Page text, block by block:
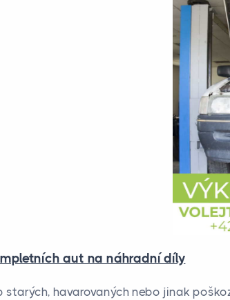
aut na náhradní díly
starých, havarovaných nebo jinak